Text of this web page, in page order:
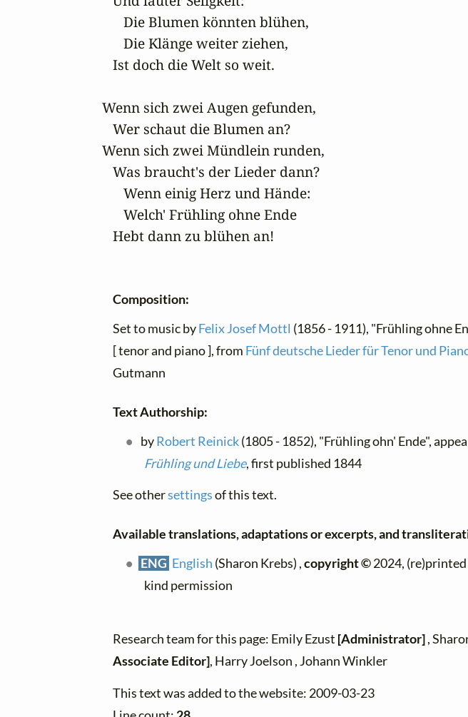
      Die Blumen könnten blühen,
      Die Klänge weiter ziehen,
   Ist doch die Welt so weit.
Wenn sich zwei Augen gefunden,
   Wer schaut die Blumen an?
Wenn sich zwei Mündlein runden,
   Was braucht's der Lieder dann?
      Wenn einig Herz und Hände:
      Welch' Frühling ohne Ende
   Hebt dann zu blühen an!
Composition:
Set to music byFelix Josef Mottl (1856 - 1911), "Frühling ohne
[ tenor and piano ], from Fünf deutsche Lieder für Tenor und
Gutmann
Text Authorship:
byRobert Reinick(1805 - 1852), "Frühling ohn' Ende",
Frühling und Liebe, first published 1844
See othersettingsof this text.
Available translations, adaptations or excerpts, and
ENG English (Sharon Krebs) ,copyright ©2024,
kind permission
Research team for this page: Emily Ezust [Administrator],
Associate Editor], Harry Joelson , Johann Winkler
This text was added to the website: 2009-03-23